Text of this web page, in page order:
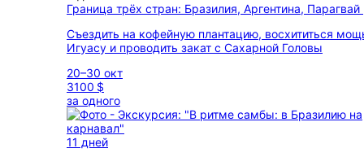
Граница трёх стран: Бразилия, Аргентина, Парагвай
Съездить на кофейную плантацию, восхититься
Игуасу и проводить закат с Сахарной Головы
20–30 окт
3100 $
за одного
11 дней